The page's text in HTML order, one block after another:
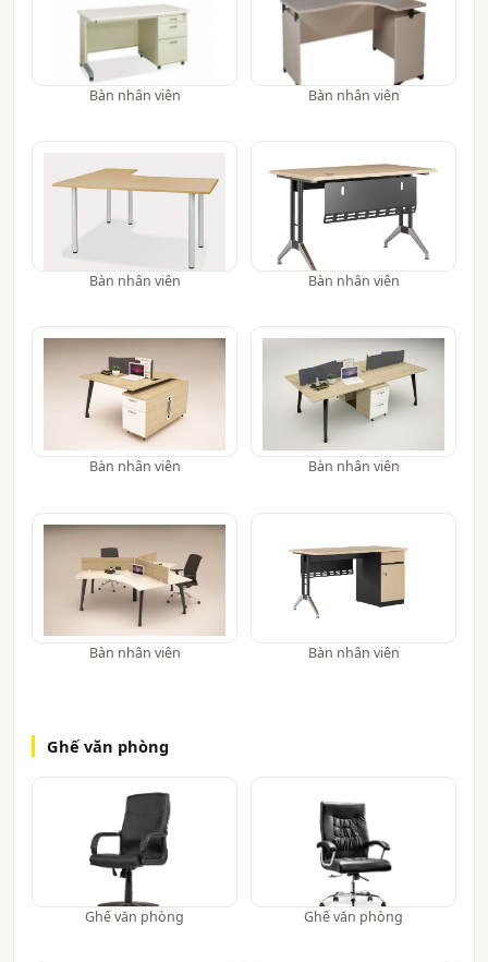
Bàn nhân viên Bàn nhân viên
Bàn nhân viên Bàn nhân viên
Bàn nhân viên Bàn nhân viên
Bàn nhân viên Bàn nhân viên
Ghế văn phòng
Ghế văn phòng Ghế văn phòng